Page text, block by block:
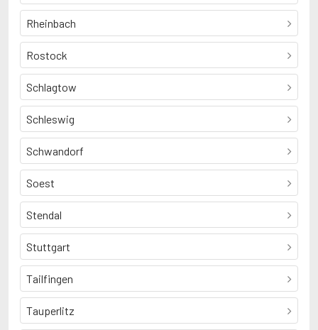
Rheinbach
Rostock
Schlagtow
Schleswig
Schwandorf
Soest
Stendal
Stuttgart
Tailfingen
Tauperlitz